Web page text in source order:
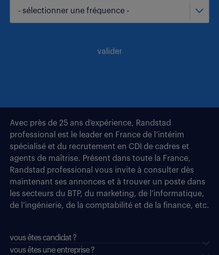
- sélectionner une fréquence -
valider
Avec près de 25 ans d’expérience, Randstad
professional est le leader en France de l’intérim
spécialisé et du recrutement en CDI de cadres et
agents de maîtrise. Présent dans toute la France,
Randstad professional vous invite à consulter dès
maintenant ses annonces et à trouver un poste dans
les secteurs du BTP, du marketing, de l’informatique,
de l’ingénierie, de la comptabilité et de la finance, etc.
vous êtes candidat ?
vous êtes une entreprise ?